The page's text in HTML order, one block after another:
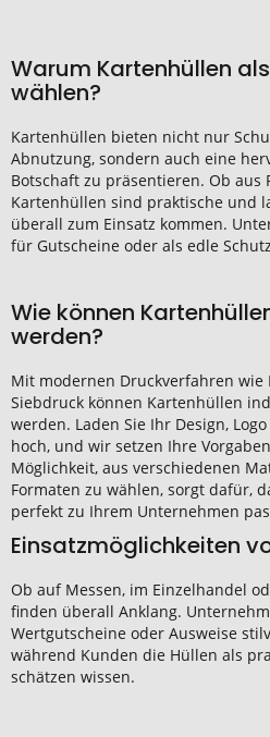
Warum Kartenhüllen
wählen?
Kartenhüllen bieten nicht nur
Abnutzung, sondern auch eine
Botschaft zu präsentieren. Ob aus
Kartenhüllen sind praktische und
überall zum Einsatz kommen.
für Gutscheine oder als edle
Wie können
werden?
Mit modernen Druckverfahren wie
Siebdruck können Kartenhüllen
werden. Laden Sie Ihr Design,
hoch, und wir setzen Ihre
Möglichkeit, aus verschiedenen
Formaten zu wählen, sorgt dafür,
perfekt zu Ihrem Unternehmen
Einsatzmöglichkeiten
Ob auf Messen, im Einzelhandel
finden überall Anklang.
Wertgutscheine oder Ausweise
während Kunden die Hüllen als
schätzen wissen.